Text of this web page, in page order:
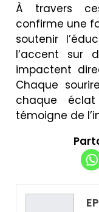
À travers
confirme une
soutenir
l’accent sur
impactent
Chaque
chaque
témoigne de